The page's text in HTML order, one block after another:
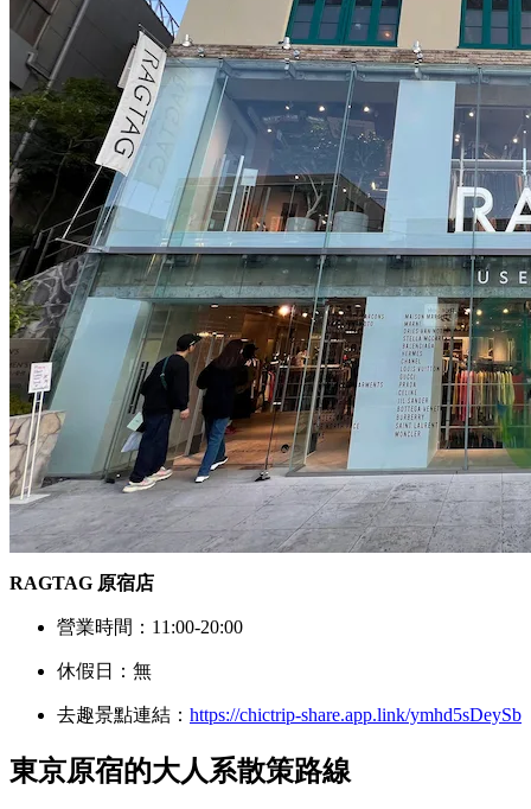
RAGTAG 原宿店
營業時間：11:00-20:00
休假日：無
去趣景點連結： https://chictrip-share.app.link/ymhd5sDeySb
東京原宿的大人系散策路線